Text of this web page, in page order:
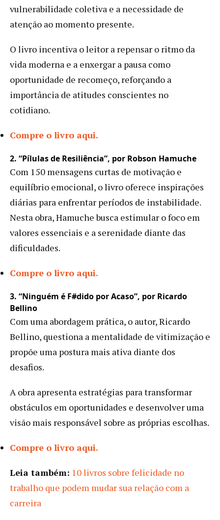
vulnerabilidade coletiva e a necessidade de
atenção ao momento presente.
O livro incentiva o leitor a repensar o ritmo da
vida moderna e a enxergar a pausa como
oportunidade de recomeço, reforçando a
importância de atitudes conscientes no
cotidiano.
Compre o livro aqui.
2. “Pílulas de Resiliência”, por Robson Hamuche
Com 150 mensagens curtas de motivação e
equilíbrio emocional, o livro oferece inspirações
diárias para enfrentar períodos de instabilidade.
Nesta obra, Hamuche busca estimular o foco em
valores essenciais e a serenidade diante das
dificuldades.
Compre o livro aqui.
3. “Ninguém é F#dido por Acaso”, por Ricardo
Bellino
Com uma abordagem prática, o autor, Ricardo
Bellino, questiona a mentalidade de vitimização e
propõe uma postura mais ativa diante dos
desafios.
A obra apresenta estratégias para transformar
obstáculos em oportunidades e desenvolver uma
visão mais responsável sobre as próprias escolhas.
Compre o livro aqui.
Leia também: 10 livros sobre felicidade no
trabalho que podem mudar sua relação com a
carreira